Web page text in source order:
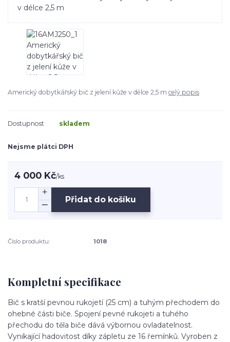
Americký dobytkářský bič z jelení kůže v délce 2,5 m celý popis
Dostupnost skladem
Nejsme plátci DPH
4 000 Kč/ks
Přidat do košíku
Číslo produktu: 1018
Kompletní specifikace
Bič s kratší pevnou rukojetí (25 cm) a tuhým přechodem do
ohebné části biče. Spojení pevné rukojeti a tuhého
přechodu do těla biče dává výbornou ovladatelnost.
Vynikající hadovitost díky zápletu ze 16 řemínků. Vyroben z